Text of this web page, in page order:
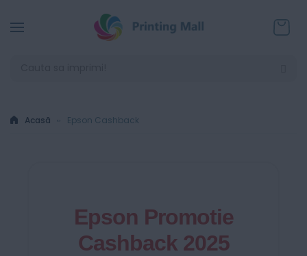
Acasă Epson Cashback
Epson Promotie
Cashback 2025